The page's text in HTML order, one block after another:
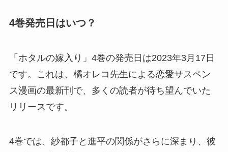
4巻発売日はいつ？
「ホタルの嫁入り」4巻の発売日は2023年3月17日
です。これは、橘オレコ先生による恋愛サスペン
ス漫画の最新刊で、多くの読者が待ち望んでいた
リリースです。
4巻では、紗都子と進平の関係がさらに深まり、彼